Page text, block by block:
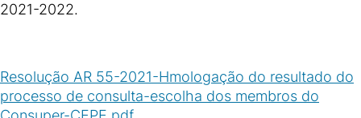
2021-2022.
Resolução AR 55-2021-Hmologação do resultado do
processo de consulta-escolha dos membros do